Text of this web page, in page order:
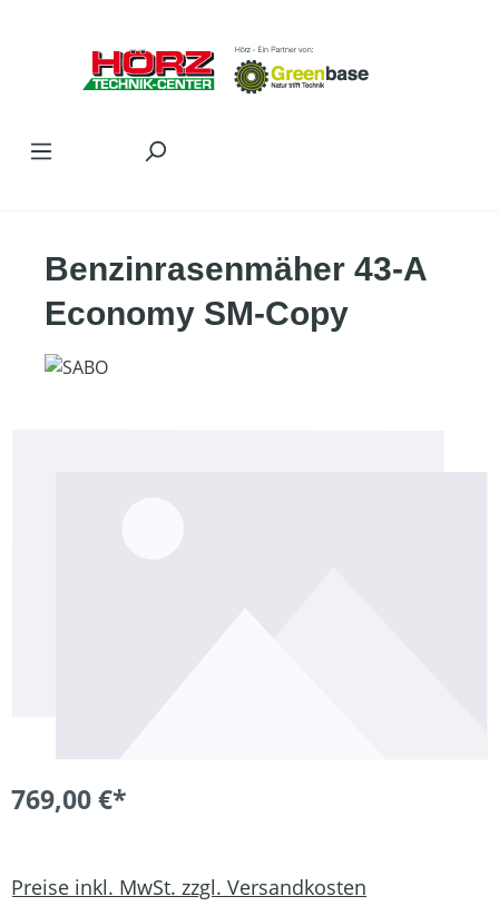
Benzinrasenmäher 43-A
Economy SM-Copy
769,00 €*
Preise inkl. MwSt. zzgl. Versandkosten